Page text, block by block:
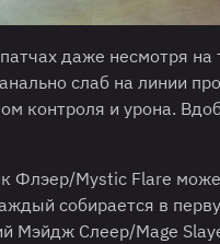
даже несмотря
слаб на линии
контроля и урона.
Mystic Flare
собирается в
Мэйдж Слеер/Mage